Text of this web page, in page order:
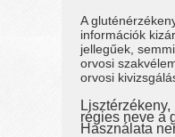
A
információk
jellegűek,
orvosi
orvosi
Lisztérzékeny,
régies neve a
Használata